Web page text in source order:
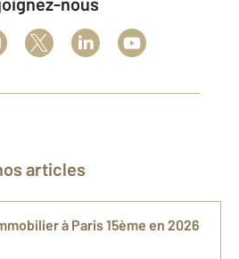
articles
à Paris 15ème en 2026